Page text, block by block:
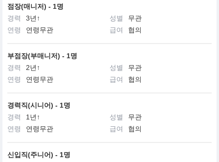
점장(매니저) - 1명
경력
3년↑ 성별
무관
연령
연령무관 급여 협의
부점장(부매니저) - 1명
경력
2년↑ 성별
무관
연령
연령무관 급여 협의
경력직(시니어) - 1명
경력
1년↑ 성별
무관
연령
연령무관 급여 협의
신입직(주니어) - 1명